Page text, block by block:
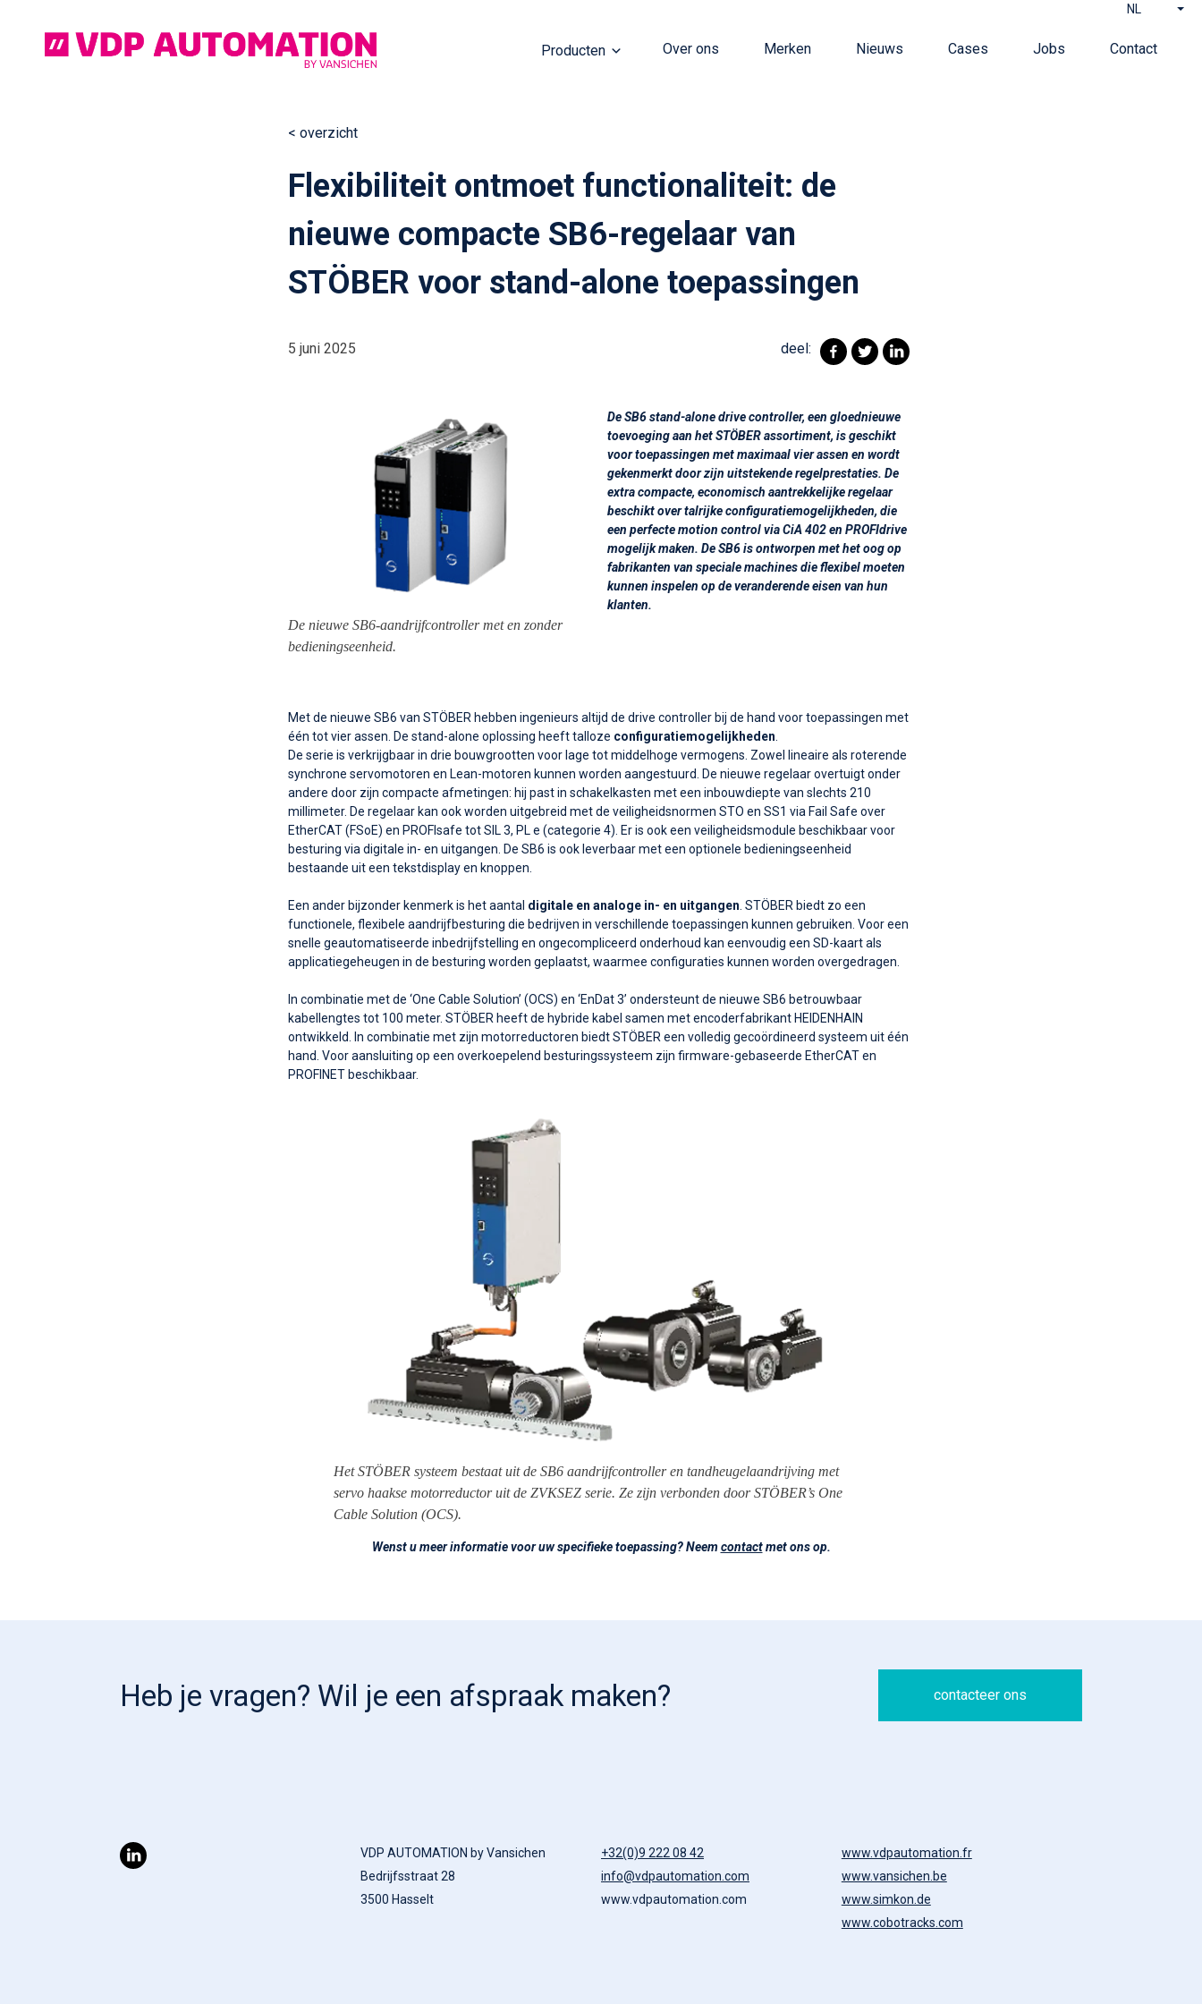
Producten Over ons Merken Nieuws Cases Jobs Contact
NL
< overzicht
Flexibiliteit ontmoet functionaliteit: de
nieuwe compacte SB6-regelaar van
STÖBER voor stand-alone toepassingen
5 juni 2025 deel:
De nieuwe SB6-aandrijfcontrollermet en zonder
bedieningseenheid.
De SB6 stand-alone drive controller, een gloednieuwe
toevoeging aan het STÖBER assortiment, is geschikt
voor toepassingen met maximaal vier assen en wordt
gekenmerkt door zijn uitstekende regelprestaties. De
extra compacte, economisch aantrekkelijke regelaar
beschikt over talrijke configuratiemogelijkheden, die
een perfecte motion control via CiA 402 en PROFIdrive
mogelijk maken. De SB6 is ontworpen met het oog op
fabrikanten van speciale machines die flexibel moeten
kunnen inspelen op de veranderende eisen van hun
klanten.
Met de nieuwe SB6 van STÖBER hebben ingenieurs altijd de drive controller bij de hand voor toepassingen met
één tot vier assen. De stand-alone oplossing heeft talloze configuratiemogelijkheden
De serie is verkrijgbaar in drie bouwgrootten voor lage tot middelhoge vermogens. Zowel lineaire als roterende
synchrone servomotoren en Lean-motoren kunnen worden aangestuurd. De nieuwe regelaar overtuigt onder
andere door zijn compacte afmetingen: hij past in schakelkasten met een inbouwdiepte van slechts 210
millimeter. De regelaar kan ook worden uitgebreid met de veiligheidsnormen STO en SS1 via Fail Safe over
EtherCAT (FSoE) en PROFIsafe tot SIL 3, PL e (categorie 4). Er is ook een veiligheidsmodule beschikbaar voor
besturing via digitale in- en uitgangen. De SB6 is ook leverbaar met een optionele bedieningseenheid
bestaande uit een tekstdisplay en knoppen.
Een ander bijzonder kenmerk is het aantal digitale en analoge in- en uitgangen . STÖBER biedt zo een
functionele, flexibele aandrijfbesturing die bedrijven in verschillende toepassingen kunnen gebruiken. Voor een
snelle geautomatiseerde inbedrijfstelling en ongecompliceerd onderhoud kan eenvoudig een SD-kaart als
applicatiegeheugen in de besturing worden geplaatst, waarmee configuraties kunnen worden overgedragen.
In combinatie met de ‘One Cable Solution’ (OCS) en ‘EnDat 3’ ondersteunt de nieuwe SB6 betrouwbaar
kabellengtes tot 100 meter. STÖBER heeft de hybride kabel samen met encoderfabrikant HEIDENHAIN
ontwikkeld. In combinatie met zijn motorreductoren biedt STÖBER een volledig gecoördineerd systeem uit één
hand. Voor aansluiting op een overkoepelend besturingssysteem zijn firmware-gebaseerde EtherCAT en
PROFINET beschikbaar.
Het STÖBER systeem bestaat uit de SB6 aandrijfcontroller en tandheugelaandrijving met
servo haakse motorreductor uit de ZVKSEZ serie. Ze zijn verbonden door STÖBER’s One
Cable Solution (OCS).
Wenst u meer informatie voor uw specifieke toepassing? Neemcontactmet ons op.
Heb je vragen? Wil je een afspraak maken? contacteer ons
VDP AUTOMATION by Vansichen
Bedrijfsstraat 28
3500 Hasselt
+32(0)9 222 08 42
info@vdpautomation.com
www.vdpautomation.com
www.vdpautomation.fr
www.vansichen.be
www.simkon.de
www.cobotracks.com